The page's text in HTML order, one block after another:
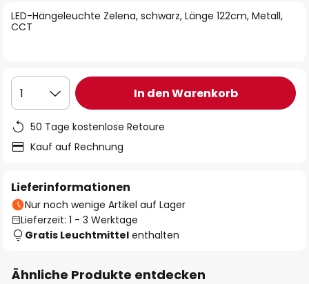
LED-Hängeleuchte Zelena, schwarz, Länge 122cm, Metall,
CCT
1 In den Warenkorb
50 Tage kostenlose Retoure
Kauf auf Rechnung
Lieferinformationen
Nur noch wenige Artikel auf Lager
Lieferzeit: 1 - 3 Werktage
Gratis Leuchtmittel enthalten
Ähnliche Produkte entdecken